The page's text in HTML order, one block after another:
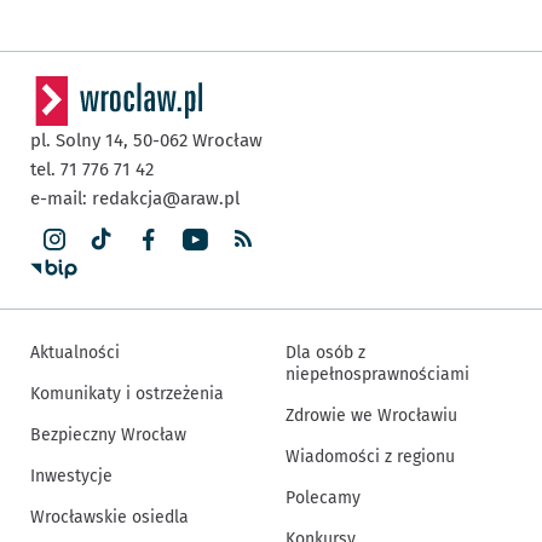
pl. Solny 14, 50-062 Wrocław
tel. 71 776 71 42
e-mail: redakcja@araw.pl
Aktualności
Komunikaty i ostrzeżenia
Bezpieczny Wrocław
Inwestycje
Wrocławskie osiedla
Dla osób z
niepełnosprawnościami
Zdrowie we Wrocławiu
Wiadomości z regionu
Polecamy